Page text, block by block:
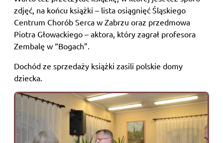
zdjęć, na końcu książki – lista osiągnięć Śląskiego
Centrum Chorób Serca w Zabrzu oraz przedmowa
Piotra Głowackiego – aktora, który zagrał profesora
Zembalę w “Bogach”.
Dochód ze sprzedaży książki zasili polskie domy
dziecka.